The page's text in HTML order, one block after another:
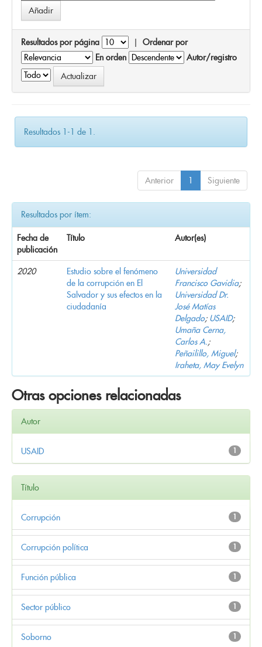
Resultados por página | Ordenar por
En orden
Autor/registro
Resultados 1-1 de 1.
Anterior 1 Siguiente
Resultados por ítem:
Fecha de
publicación
Título Autor(es)
2020
Estudio sobre el fenómeno
de la corrupción en El
Salvador y sus efectos en la
ciudadanía
Universidad
Francisco Gavidia;
Universidad Dr.
José Matías
Delgado; USAID;
Umaña Cerna,
Carlos A.;
Peñailillo, Miguel;
Iraheta, May Evelyn
Otras opciones relacionadas
Autor
1
USAID
Título
1
Corrupción
1
Corrupción política
1
Función pública
1
Sector público
1
Soborno